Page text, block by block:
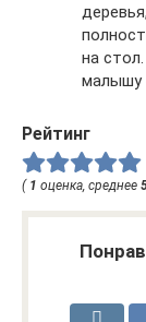
на
малышу
Рейтинг
( 1 оценка, среднее